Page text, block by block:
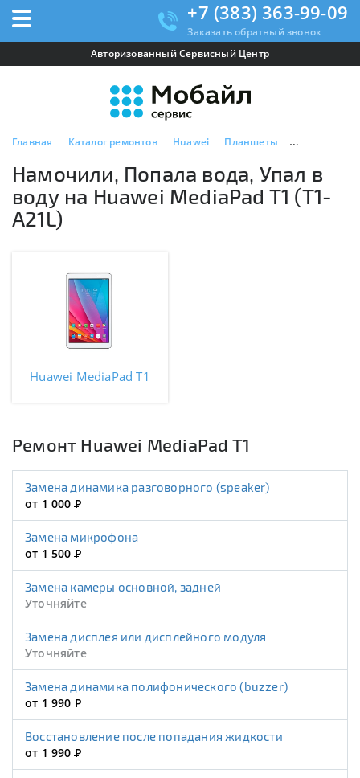
+7 (383) 363-99-09
Заказать обратный звонок
Авторизованный Сервисный Центр
Главная Каталог ремонтов Huawei Планшеты Huawei
Намочили, Попала вода, Упал в
воду на Huawei MediaPad T1 (T1-
A21L)
Huawei MediaPad T1
Ремонт Huawei MediaPad T1
Замена динамика разговорного (speaker)
от 1 000Р
Замена микрофона
от 1 500Р
Замена камеры основной, задней
Уточняйте
Замена дисплея или дисплейного модуля
Уточняйте
Замена динамика полифонического (buzzer)
от 1 990Р
Восстановление после попадания жидкости
от 1 990Р